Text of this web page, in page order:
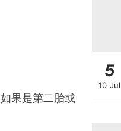
果是第二胎或
5
10 Jul